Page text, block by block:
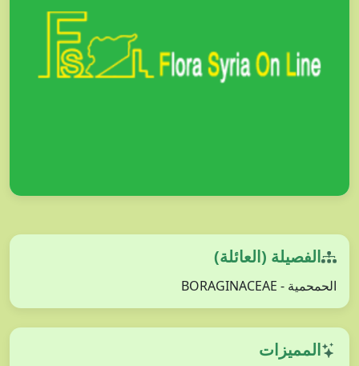
الفصيلة (العائلة)
الحمحمية - BORAGINACEAE
المميزات